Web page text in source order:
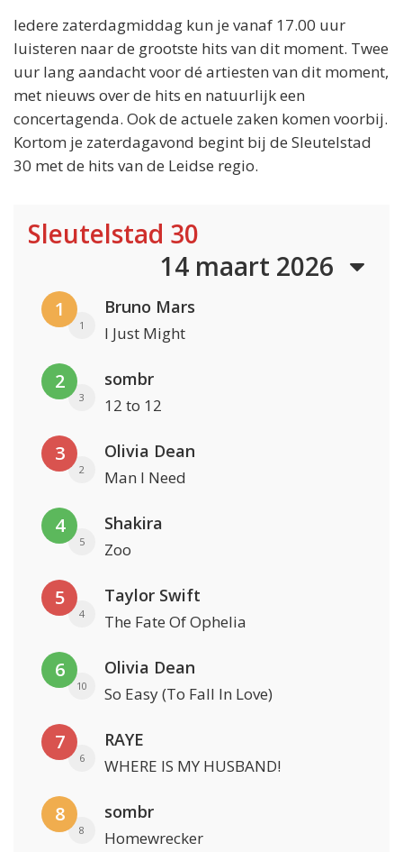
Iedere zaterdagmiddag kun je vanaf 17.00 uur
luisteren naar de grootste hits van dit moment. Twee
uur lang aandacht voor dé artiesten van dit moment,
met nieuws over de hits en natuurlijk een
concertagenda. Ook de actuele zaken komen voorbij.
Kortom je zaterdagavond begint bij de Sleutelstad
30 met de hits van de Leidse regio.
Sleutelstad 30
14 maart 2026
1
1
Bruno Mars
I Just Might
2
3
sombr
12 to 12
3
2
Olivia Dean
Man I Need
4
5
Shakira
Zoo
5
4
Taylor Swift
The Fate Of Ophelia
6
10
Olivia Dean
So Easy (To Fall In Love)
7
6
RAYE
WHERE IS MY HUSBAND!
8
8
sombr
Homewrecker